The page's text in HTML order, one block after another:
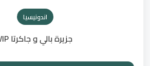
اندونيسيا
جزيرة بالي و جاكرتا VIP